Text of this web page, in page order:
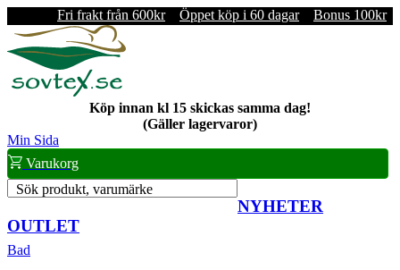
Fri frakt från 600kr Öppet köp i 60 dagar Bonus 100kr
Köp innan kl 15 skickas samma dag!
(Gäller lagervaror)
Min Sida
Varukorg
Sök produkt, varumärke
NYHETER
OUTLET
Bad